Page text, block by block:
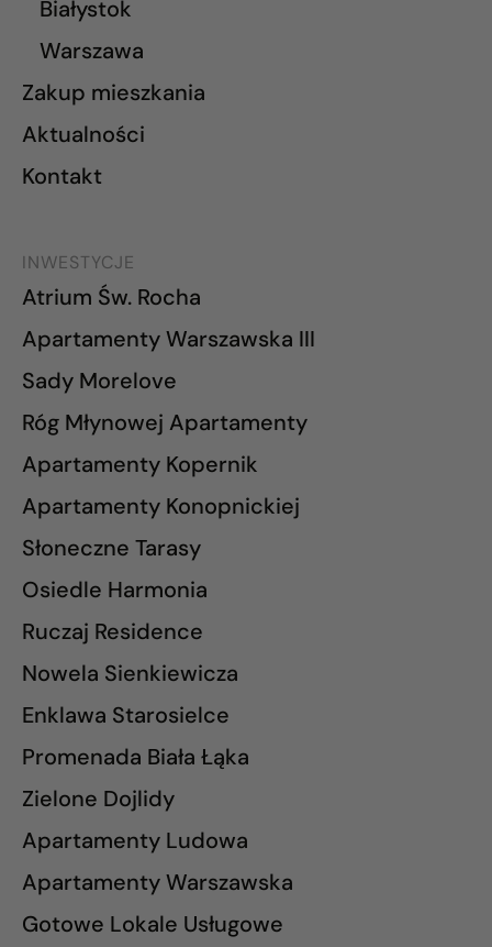
Białystok
Warszawa
Zakup mieszkania
Aktualności
Kontakt
INWESTYCJE
Atrium Św. Rocha
Apartamenty Warszawska III
Sady Morelove
Róg Młynowej Apartamenty
Apartamenty Kopernik
Apartamenty Konopnickiej
Słoneczne Tarasy
Osiedle Harmonia
Ruczaj Residence
Nowela Sienkiewicza
Enklawa Starosielce
Promenada Biała Łąka
Zielone Dojlidy
Apartamenty Ludowa
Apartamenty Warszawska
Gotowe Lokale Usługowe